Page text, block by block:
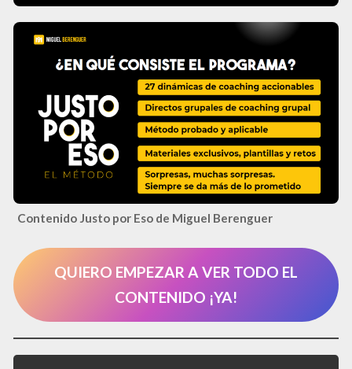
Contenido Justo por Eso de Miguel Berenguer
QUIERO EMPEZAR A VER TODO EL
CONTENIDO ¡YA!